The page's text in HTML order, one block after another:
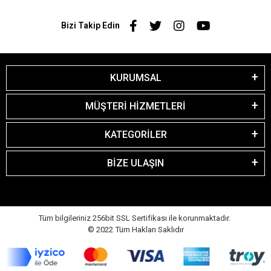
Bizi Takip Edin
KURUMSAL
MÜŞTERİ HİZMETLERİ
KATEGORİLER
BİZE ULAŞIN
Tüm bilgileriniz 256bit SSL Sertifikası ile korunmaktadır.
© 2022 Tüm Hakları Saklıdır